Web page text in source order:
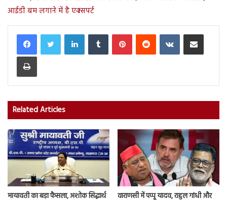
आईडी बम लगाने में है एक्सपर्ट
LinkedInTumblr PinterestReddit VKontakteShare via Email
Print
Related Articles
मायावती का बड़ा फैसला, अशोक सिद्धार्थ
वाराणसी में पप्पू यादव, राहुल गांधी और